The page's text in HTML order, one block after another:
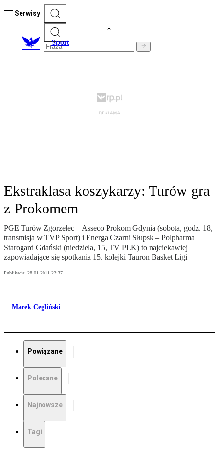
Serwisy
Sport
Ekstraklasa koszykarzy: Turów gra
z Prokomem
PGE Turów Zgorzelec – Asseco Prokom Gdynia (sobota, godz. 18,
transmisja w TVP Sport) i Energa Czarni Słupsk – Polpharma
Starogard Gdański (niedziela, 15, TV PLK) to najciekawiej
zapowiadające się spotkania 15. kolejki Tauron Basket Ligi
Publikacja: 28.01.2011 22:37
Marek Cegliński
Powiązane
Polecane
Najnowsze
Tagi